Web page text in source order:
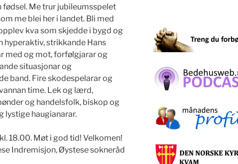
fødsel. Me trur jubileumsspelet
me blei her i landet. Bli med
kva som skjedde i bygd og
hyperaktiv, strikkande Hans
med og mot, forfølgjarar og
situasjonar og
band. Fire skodespelarar og
time. Lek og lærd,
og handelsfolk, biskop og
lystige haugianarar.
18.00. Møt i god tid! Velkomen!
Indremisjon, Øystese sokneråd